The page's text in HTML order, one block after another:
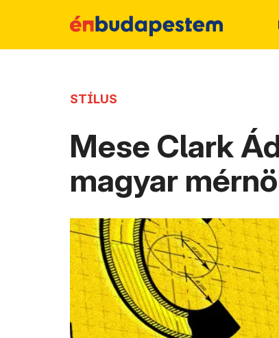
STÍLUS
Mese Clark
magyar